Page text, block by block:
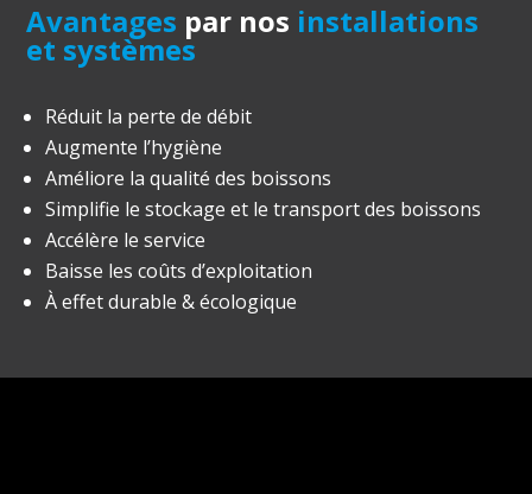
Avantages par nos installations
et systèmes
Réduit la perte de débit
Augmente l’hygiène
Améliore la qualité des boissons
Simplifie le stockage et le transport des boissons
Accélère le service
Baisse les coûts d’exploitation
À effet durable & écologique